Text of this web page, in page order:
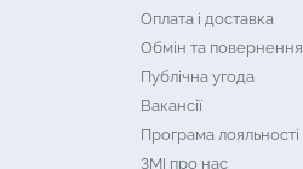
Оплата і доставка
Обмін та повернення
Публічна угода
Вакансії
Програма лояльності
ЗМІ про нас